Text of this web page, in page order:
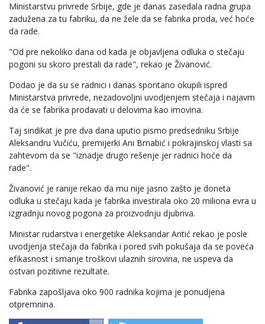
Ministarstvu privrede Srbije, gde je danas zasedala radna grupa
zadužena za tu fabriku, da ne žele da se fabrika proda, već hoće
da rade.
"Od pre nekoliko dana od kada je objavljena odluka o stečaju
pogoni su skoro prestali da rade", rekao je Živanović.
Dodao je da su se radnici i danas spontano okupili ispred
Ministarstva privrede, nezadovoljni uvodjenjem stečaja i najavm
da će se fabrika prodavati u delovima kao imovina.
Taj sindikat je pre dva dana uputio pismo predsedniku Srbije
Aleksandru Vučiću, premijerki Ani Brnabić i pokrajinskoj vlasti sa
zahtevom da se "iznadje drugo rešenje jer radnici hoće da
rade".
Živanović je ranije rekao da mu nije jasno zašto je doneta
odluka u stečaju kada je fabrika investirala oko 20 miliona evra u
izgradnju novog pogona za proizvodnju djubriva.
Ministar rudarstva i energetike Aleksandar Antić rekao je posle
uvodjenja stečaja da fabrika i pored svih pokušaja da se poveća
efikasnost i smanje troškovi ulaznih sirovina, ne uspeva da
ostvari pozitivne rezultate.
Fabrika zapošljava oko 900 radnika kojima je ponudjena
otpremnina.